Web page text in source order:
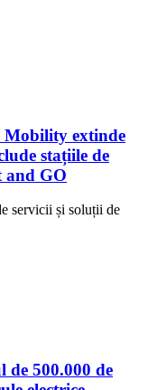
extinde
stațiile de
and GO
servicii și soluții de
500.000 de